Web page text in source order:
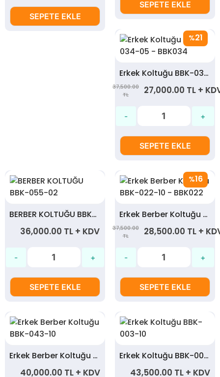
SEPETE EKLE
SEPETE EKLE
%21
Erkek Koltuğu BBK-034-05 - BBK034
37,500.00
TL
27,000.00 TL +
SEPETE EKLE
BERBER KOLTUĞU BBK-055-02
36,000.00 TL + KDV
SEPETE EKLE
%16
Erkek Berber Koltuğu BBK-022-10 - BBK022
37,500.00
TL
28,500.00 TL +
SEPETE EKLE
Erkek Berber Koltuğu BBK-043-10
40,000.00 TL + KDV
Erkek Koltuğu BBK-003-10
43,500.00 TL + KDV